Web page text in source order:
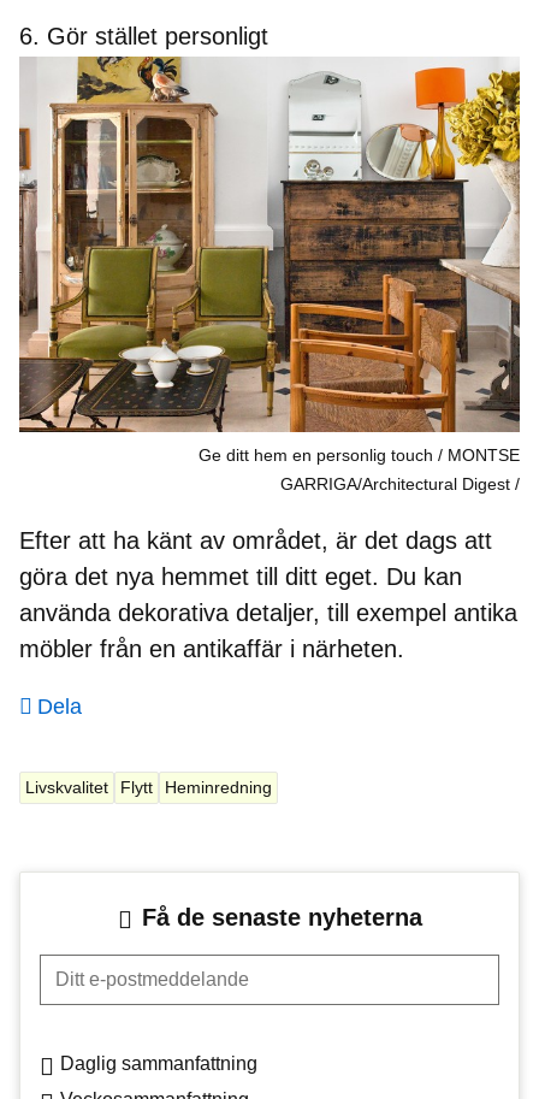
6. Gör stället personligt
Ge ditt hem en personlig touch / MONTSE
GARRIGA/Architectural Digest
Efter att ha känt av området, är det dags att
göra det nya hemmet till ditt eget. Du kan
använda dekorativa detaljer, till exempel antika
möbler från en antikaffär i närheten.
Dela
Livskvalitet Flytt Heminredning
Få de senaste nyheterna
Ditt e-postmeddelande
Daglig sammanfattning